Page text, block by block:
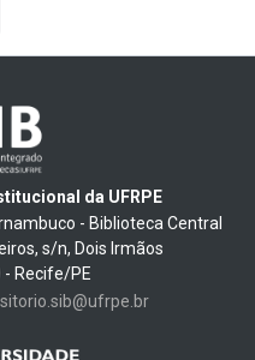
da UFRPE
- Biblioteca Central
s/n, Dois Irmãos
- Recife/PE